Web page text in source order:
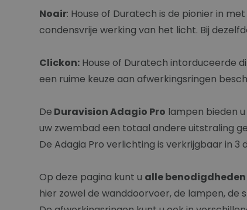
Noair: House of Duratech is de pionier in
condensvrije werking van het licht. Bij
Clickon: House of Duratech intorduceerde
een ruime keuze aan afwerkingsringen
De Duravision Adagio Pro lampen bieden
uw zwembad een totaal andere uitstraling
De Adagia Pro verlichting is verkrijgbaar in 3
Op deze pagina kunt u alle benodigdheden
hier zowel de wanddoorvoer, de lampen, de